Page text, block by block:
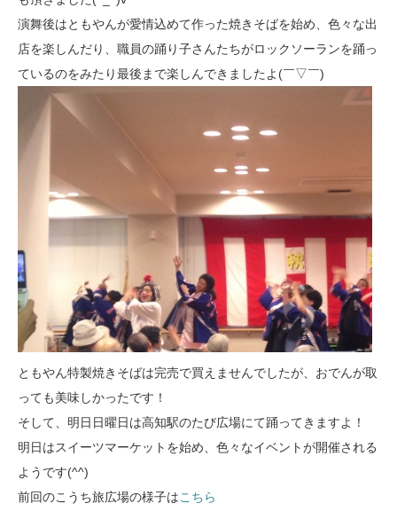
演舞後はともやんが愛情込めて作った焼きそばを始め、色々な出
店を楽しんだり、職員の踊り子さんたちがロックソーランを踊っ
ているのをみたり最後まで楽しんできましたよ(￣▽￣)
ともやん特製焼きそばは完売で買えませんでしたが、おでんが取
っても美味しかったです！
そして、明日日曜日は高知駅のたび広場にて踊ってきますよ！
明日はスイーツマーケットを始め、色々なイベントが開催される
ようです(^^)
前回のこうち旅広場の様子はこちら